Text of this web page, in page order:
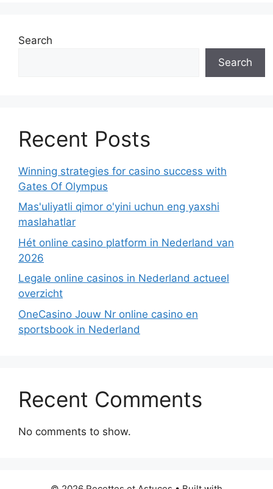
Search
Search
Recent Posts
Winning strategies for casino success with
Gates Of Olympus
Mas'uliyatli qimor o'yini uchun eng yaxshi
maslahatlar
Hét online casino platform in Nederland van
2026
Legale online casinos in Nederland actueel
overzicht
OneCasino Jouw Nr online casino en
sportsbook in Nederland
Recent Comments
No comments to show.